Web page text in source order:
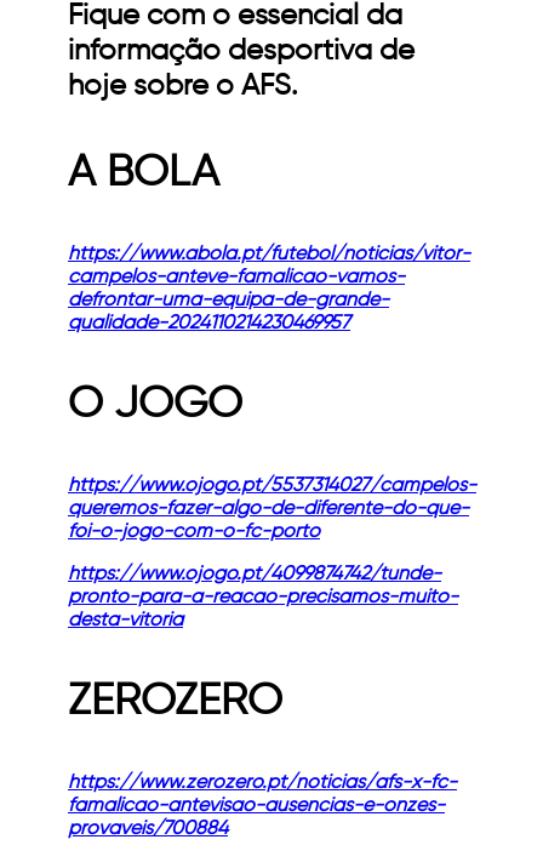
Fique com o essencial da
informação desportiva de
hoje sobre o AFS.
A BOLA
https://www.abola.pt/futebol/noticias/vitor-
campelos-anteve-famalicao-vamos-
defrontar-uma-equipa-de-grande-
qualidade-2024110214230469957
O JOGO
https://www.ojogo.pt/5537314027/campelos-
queremos-fazer-algo-de-diferente-do-que-
foi-o-jogo-com-o-fc-porto
https://www.ojogo.pt/4099874742/tunde-
pronto-para-a-reacao-precisamos-muito-
desta-vitoria
ZEROZERO
https://www.zerozero.pt/noticias/afs-x-fc-
famalicao-antevisao-ausencias-e-onzes-
provaveis/700884